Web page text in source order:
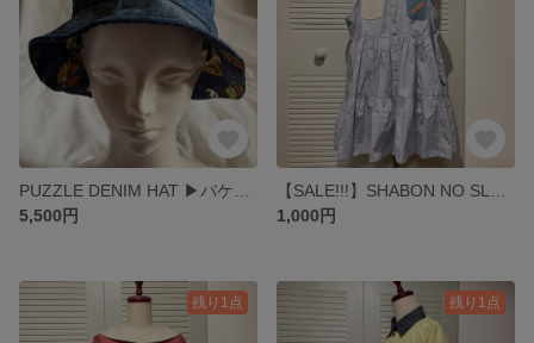
5,500円
1,000円
残り1点 残り1点